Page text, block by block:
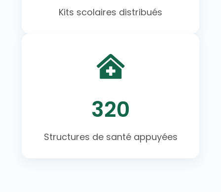
Kits scolaires distribués
320
Structures de santé appuyées